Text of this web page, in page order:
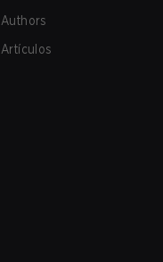
Authors
Artículos